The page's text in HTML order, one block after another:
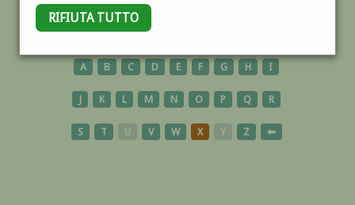
RIFIUTA TUTTO
UCRAINA
A B C D E F G H I
J K L M N O P Q R
S T U V W X Y Z ⬅